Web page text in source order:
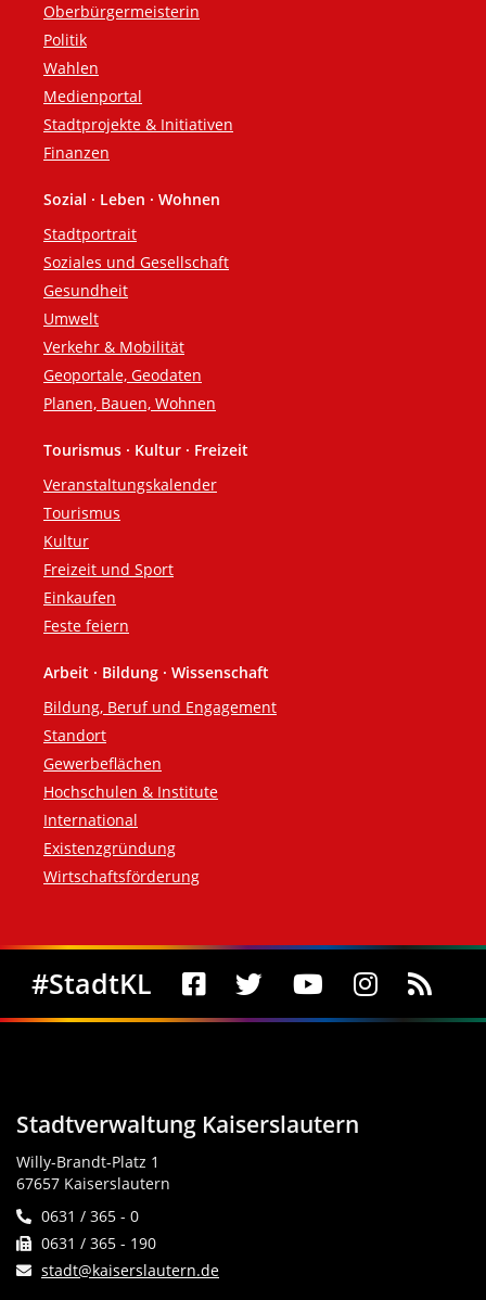
Oberbürgermeisterin
Politik
Wahlen
Medienportal
Stadtprojekte & Initiativen
Finanzen
Sozial · Leben · Wohnen
Stadtportrait
Soziales und Gesellschaft
Gesundheit
Umwelt
Verkehr & Mobilität
Geoportale, Geodaten
Planen, Bauen, Wohnen
Tourismus · Kultur · Freizeit
Veranstaltungskalender
Tourismus
Kultur
Freizeit und Sport
Einkaufen
Feste feiern
Arbeit · Bildung · Wissenschaft
Bildung, Beruf und Engagement
Standort
Gewerbeflächen
Hochschulen & Institute
International
Existenzgründung
Wirtschaftsförderung
Social Media
#StadtKL
Stadtverwaltung Kaiserslautern
Willy-Brandt-Platz 1
67657 Kaiserslautern
0631 / 365 - 0
0631 / 365 - 190
stadt@kaiserslautern.de